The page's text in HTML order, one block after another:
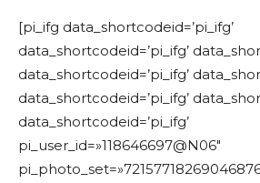
[pi_ifg data_shortcodeid=’pi_ifg’
data_shortcodeid=’pi_ifg’
data_shortcodeid=’pi_ifg’
data_shortcodeid=’pi_ifg’
data_shortcodeid=’pi_ifg’
pi_user_id=»118646697@N06″